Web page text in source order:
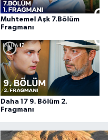
Muhtemel Aşk 7.Bölüm
Fragmanı
Daha 17 9. Bölüm 2.
Fragmanı